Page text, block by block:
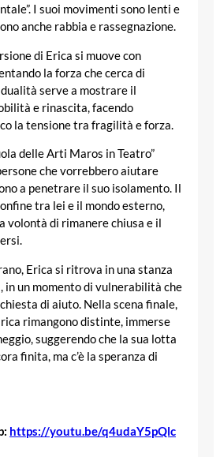
I suoi movimenti sono lenti e
anche rabbia e rassegnazione.
di Erica si muove con
la forza che cerca di
serve a mostrare il
e rinascita, facendo
la tensione tra fragilità e forza.
delle Arti Maros in Teatro”
che vorrebbero aiutare
a penetrare il suo isolamento. Il
tra lei e il mondo esterno,
volontà di rimanere chiusa e il
Erica si ritrova in una stanza
in un momento di vulnerabilità che
di aiuto. Nella scena finale,
rimangono distinte, immerse
suggerendo che la sua lotta
finita, ma c’è la speranza di
https://youtu.be/q4udaY5pQlc